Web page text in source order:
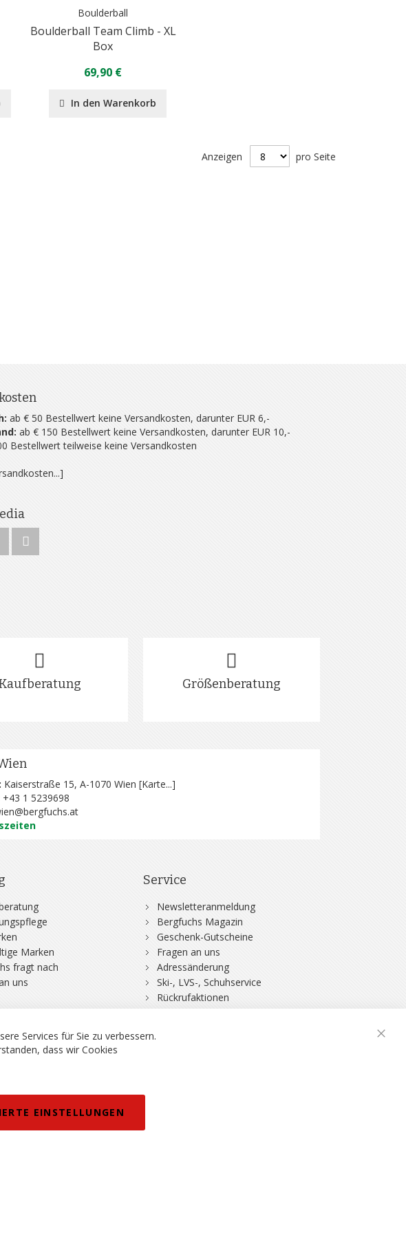
Boulderball
Boulderball Team Climb - XL
Box
69,90 €
In den Warenkorb
Anzeigen pro Seite
ab € 50 Bestellwert keine Versandkosten, darunter EUR 6,-
ab € 150 Bestellwert keine Versandkosten, darunter EUR 10,-
Bestellwert teilweise keine Versandkosten
Größenberatung
Kaiserstraße 15, A-1070 Wien [Karte...]
+43 1 5239698
Marken
fragt nach
uns
Service
Newsletteranmeldung
Bergfuchs Magazin
Geschenk-Gutscheine
Fragen an uns
Adressänderung
Ski-, LVS-, Schuhservice
Rückrufaktionen
DSV-Skiversicherung
Barrierefreiheitserklärung
Irrtümer und Preisänderungen vorbehalten.
Services für Sie zu verbessern.
dass wir Cookies
EINSTELLUNGEN